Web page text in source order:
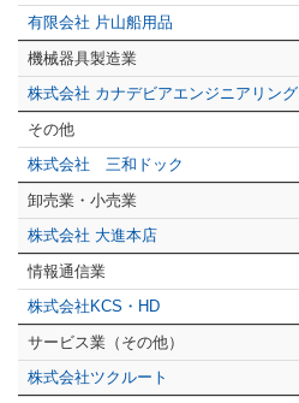
有限会社 片山船用品
機械器具製造業
株式会社 カナデビアエンジニアリング
その他
株式会社 三和ドック
卸売業・小売業
株式会社 大進本店
情報通信業
株式会社KCS・HD
サービス業（その他）
株式会社ツクルート